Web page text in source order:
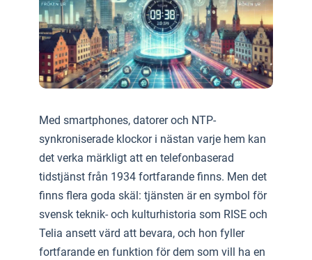
Med smartphones, datorer och NTP-
synkroniserade klockor i nästan varje hem kan
det verka märkligt att en telefonbaserad
tidstjänst från 1934 fortfarande finns. Men det
finns flera goda skäl: tjänsten är en symbol för
svensk teknik- och kulturhistoria som RISE och
Telia ansett värd att bevara, och hon fyller
fortfarande en funktion för dem som vill ha en